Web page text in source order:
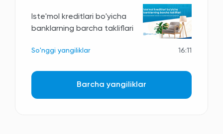
Iste'mol kreditlari bo'yicha
banklarning barcha takliflari
So'nggi yangiliklar 16:11
Barcha yangiliklar